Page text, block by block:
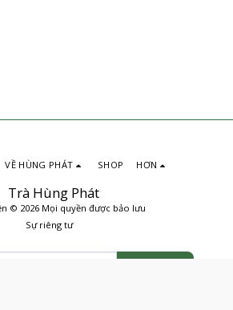
Trà Hùng Phát
© 2026 Mọi quyền được bảo lưu
Sự riêng tư
VỀ HÙNG PHÁT SHOP HƠN